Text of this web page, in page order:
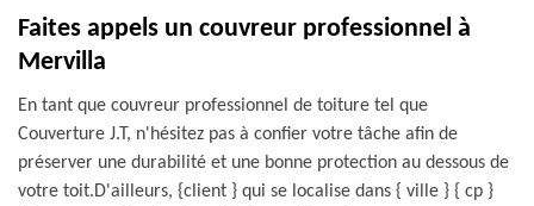
Faites appels un couvreur professionnel à
Mervilla
En tant que couvreur professionnel de toiture tel que
Couverture J.T, n'hésitez pas à confier votre tâche afin de
préserver une durabilité et une bonne protection au dessous de
votre toit.D'ailleurs, {client } qui se localise dans { ville } { cp }